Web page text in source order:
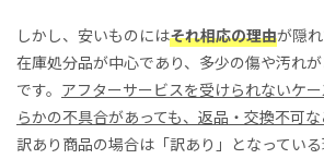
しかし、安いものにはそれ相応の理由が隠
在庫処分品が中心であり、多少の傷や汚れ
です。 アフターサービスを受けられないケ
らかの不具合があっても、返品・交換不可
訳あり商品の場合は「訳あり」となっている